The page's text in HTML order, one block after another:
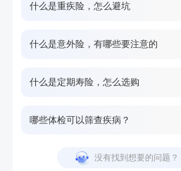
什么是重疾险，怎么避坑
什么是意外险，有哪些要注意的
什么是定期寿险，怎么选购
哪些体检可以筛查疾病？
没有找到想要的问题？